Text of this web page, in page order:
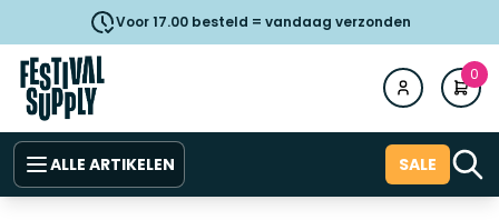
Voor 17.00 besteld = vandaag verzonden
0
ALLE ARTIKELEN SALE